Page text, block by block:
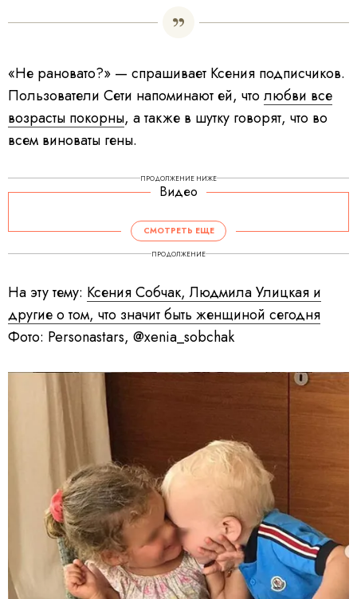
«Не рановато?» — спрашивает Ксения подписчиков.
Пользователи Сети напоминают ей, чтолюбви все
возрасты покорны, а также в шутку говорят, что во
всем виноваты гены.
ПРОДОЛЖЕНИЕ НИЖЕ
Видео
СМОТРЕТЬ ЕЩЕ
ПРОДОЛЖЕНИЕ
На эту тему: Ксения Собчак, Людмила Улицкая и
другие о том, что значит быть женщиной сегодня
Фото: Personastars, @xenia_sobchak